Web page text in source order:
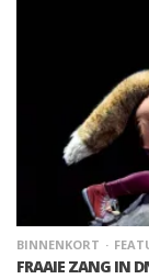
BINNENKORT
FRAAIE ZANG IN